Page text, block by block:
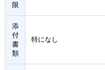
限
添
付
書
類
特になし